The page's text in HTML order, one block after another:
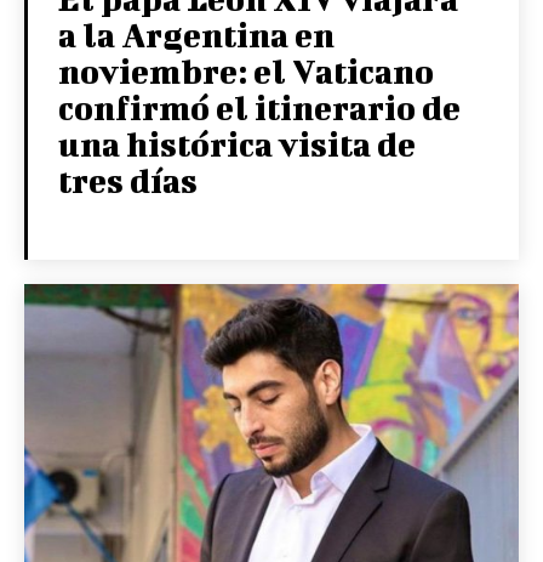
a la Argentina en
noviembre: el Vaticano
confirmó el itinerario de
una histórica visita de
tres días